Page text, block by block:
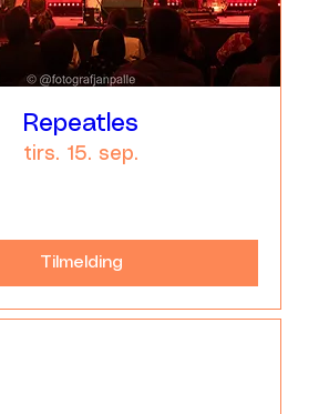
Repeatles
tirs. 15. sep.
Tilmelding